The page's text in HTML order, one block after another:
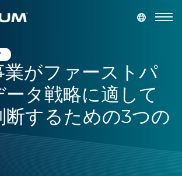
を依頼
ム
業がファーストパ
ータ戦略に適して
断するための3つの